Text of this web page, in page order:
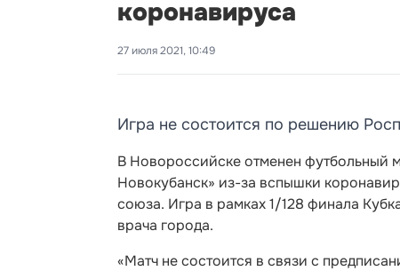
коронавируса
27 июля 2021, 10:49
Игра не состоится по решению
В Новороссийске отменен
Новокубанск» из-за вспышки
союза. Игра в рамках 1/128 финала
врача города.
«Матч не состоится в связи с